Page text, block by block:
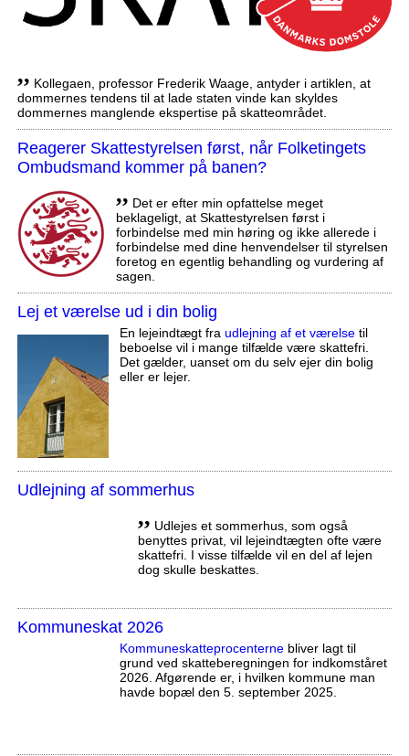
,, Kollegaen, professor Frederik Waage, antyder i artiklen, at
dommernes tendens til at lade staten vinde kan skyldes
dommernes manglende ekspertise på skatteområdet.
Reagerer Skattestyrelsen først, når Folketingets
Ombudsmand kommer på banen?
,, Det er efter min opfattelse meget
beklageligt, at Skattestyrelsen først i
forbindelse med min høring og ikke allerede i
forbindelse med dine henvendelser til styrelsen
foretog en egentlig behandling og vurdering af
sagen.
Lej et værelse ud i din bolig
En lejeindtægt fra udlejning af et værelsetil
beboelse vil i mange tilfælde være skattefri.
Det gælder, uanset om du selv ejer din bolig
eller er lejer.
Udlejning af sommerhus
,, Udlejes et sommerhus, som også
benyttes privat, vil lejeindtægten ofte være
skattefri. I visse tilfælde vil en del af lejen
dog skulle beskattes.
Kommuneskat 2026
Kommuneskatte­procenternebliver lagt til
grund ved skatteberegningen for indkomståret
2026. Afgørende er, i hvilken kommune man
havde bopæl den 5. september 2025.